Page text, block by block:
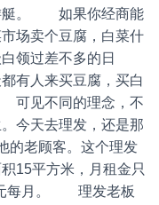
艇。 如果你经商能
场卖个豆腐，白菜什
领过差不多的日
有人来买豆腐，买白
可见不同的理念，不
今天去理发，还是那
的老顾客。这个理发
15平方米，月租金只
元每月。 理发老板